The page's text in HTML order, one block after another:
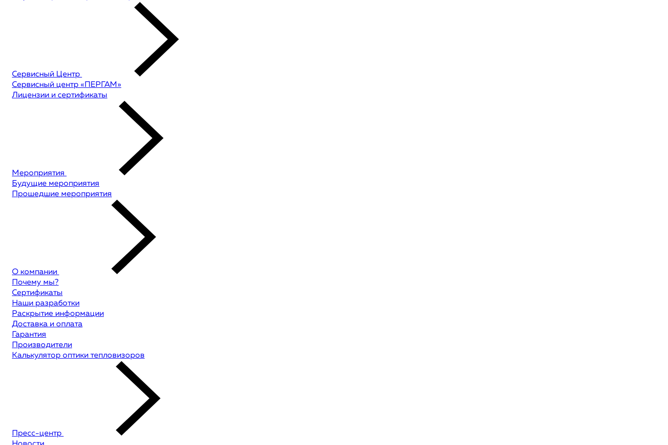
Сервисный Центр
Сервисный центр «ПЕРГАМ»
Лицензии и сертификаты
Мероприятия
Будущие мероприятия
Прошедшие мероприятия
О компании
Почему мы?
Сертификаты
Наши разработки
Раскрытие информации
Доставка и оплата
Гарантия
Производители
Калькулятор оптики тепловизоров
Пресс-центр